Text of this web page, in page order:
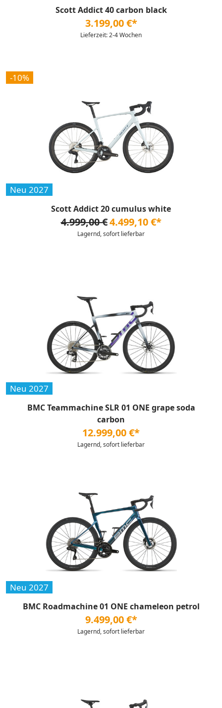
Scott Addict 40 carbon black
3.199,00 €*
Lieferzeit: 2-4 Wochen
-10%
Neu 2027
Scott Addict 20 cumulus white
4.999,00 €4.499,10 €*
Lagernd, sofort lieferbar
Neu 2027
BMC Teammachine SLR 01 ONE grape soda
carbon
12.999,00 €*
Lagernd, sofort lieferbar
Neu 2027
BMC Roadmachine 01 ONE chameleon petrol
9.499,00 €*
Lagernd, sofort lieferbar